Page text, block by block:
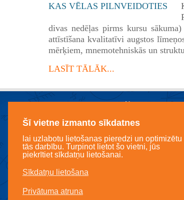
Šī vietne izmanto sīkdatnes
lai uzlabotu lietošanas pieredzi un optimizētu
tās darbību. Turpinot lietot šo vietni, jūs
piekrītiet sīkdatņu lietošanai.
Sīkdatņu lietošana
Privātuma atruna
divas nedēļas pirms kursu
attīstīšana kvalitatīvi augstos
mērķiem, mnemotehniskās un
LASĪT TĀLĀK...
Licencēts mācību centrs LANDO